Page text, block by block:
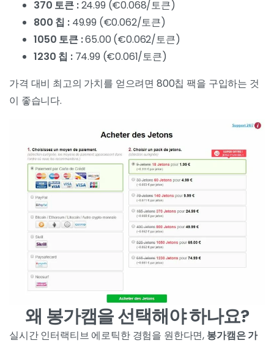
370 토큰 :24.99 (€0.068/토큰)
800 칩 :49.99 (€0.062/토큰)
1050 토큰 :65.00 (€0.062/토큰)
1230 칩 :74.99 (€0.061/토큰)
가격 대비 최고의 가치를 얻으려면 800칩 팩을 구입하는 것
이 좋습니다.
왜 봉가캠을 선택해야 하나요?
실시간 인터랙티브 에로틱한 경험을 원한다면, 봉가캠은 가